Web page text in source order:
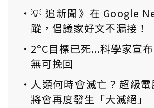
💡 追新聞》在 Google
蹤，倡議家好文不漏接！
2°C目標已死...科學家宣
無可挽回
人類何時會滅亡？超級
將會再度發生「大滅絕」